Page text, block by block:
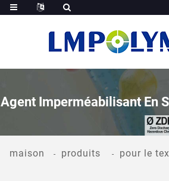
Agent Imperméabilisant En
maison produits pour le